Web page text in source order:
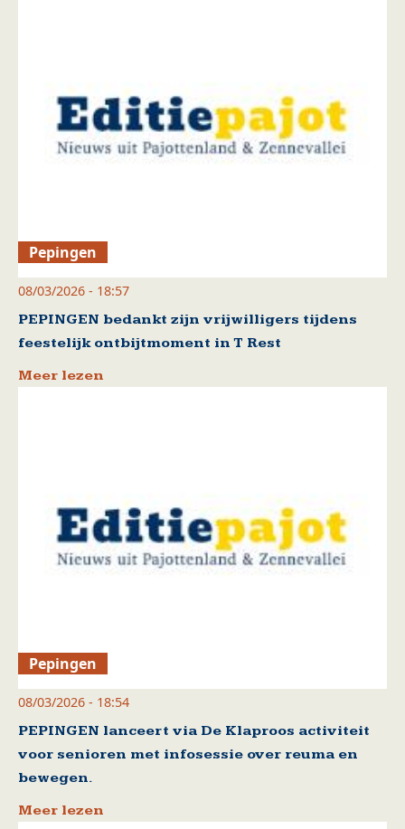
Pepingen
08/03/2026 - 18:57
PEPINGEN bedankt zijn vrijwilligers tijdens
feestelijk ontbijtmoment in T Rest
Meer lezen
Pepingen
08/03/2026 - 18:54
PEPINGEN lanceert via De Klaproos activiteit
voor senioren met infosessie over reuma en
bewegen.
Meer lezen